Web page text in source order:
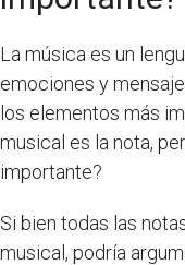
La música es un
emociones y
los elementos más
musical es la nota,
importante?
Si bien todas las
musical, podría